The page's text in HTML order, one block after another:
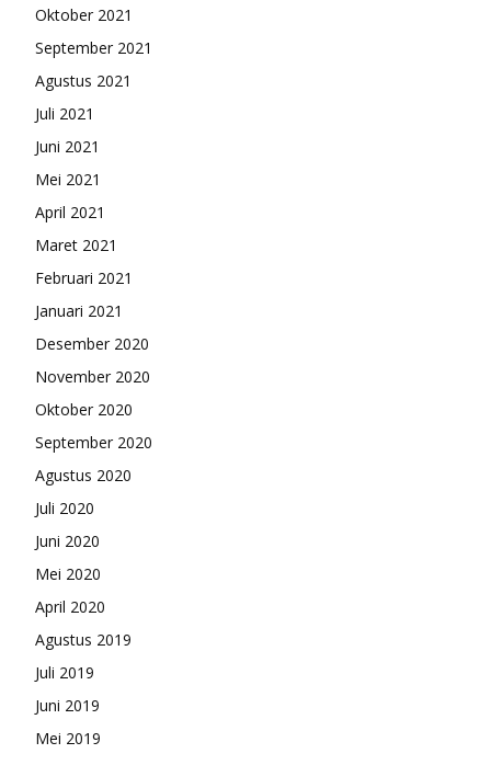
Oktober 2021
September 2021
Agustus 2021
Juli 2021
Juni 2021
Mei 2021
April 2021
Maret 2021
Februari 2021
Januari 2021
Desember 2020
November 2020
Oktober 2020
September 2020
Agustus 2020
Juli 2020
Juni 2020
Mei 2020
April 2020
Agustus 2019
Juli 2019
Juni 2019
Mei 2019